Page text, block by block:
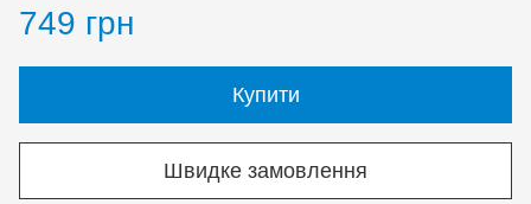
749 грн
Купити
Швидке замовлення